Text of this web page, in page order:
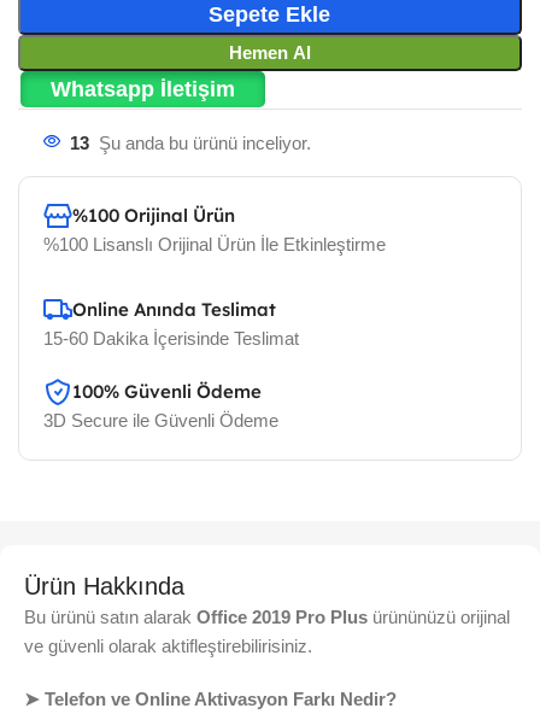
Sepete Ekle
Hemen Al
Whatsapp İletişim
13 Şu anda bu ürünü inceliyor.
%100 Orijinal Ürün
%100 Lisanslı Orijinal Ürün İle Etkinleştirme
Online Anında Teslimat
15-60 Dakika İçerisinde Teslimat
100% Güvenli Ödeme
3D Secure ile Güvenli Ödeme
Ürün Hakkında
Bu ürünü satın alarak Office 2019 Pro Plus ürününüzü orijinal
ve güvenli olarak aktifleştirebilirisiniz.
➤ Telefon ve Online Aktivasyon Farkı Nedir?